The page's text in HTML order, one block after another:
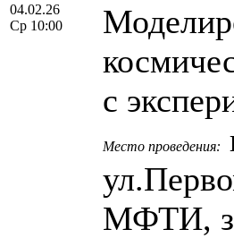
04.02.26
Ср 10:00
с
Место проведения:
МФТИ,